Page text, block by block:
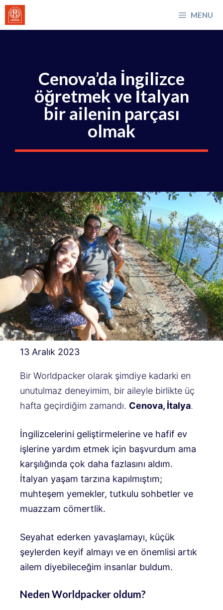
İçeriğe
atla
MENU
Cenova’da İngilizce
öğretmek ve İtalyan
bir ailenin parçası
olmak
13 Aralık 2023
Bir Worldpacker olarak şimdiye kadarki en
unutulmaz deneyimim, bir aileyle birlikte üç
hafta geçirdiğim zamandı. Cenova, İtalya.
İngilizcelerini geliştirmelerine ve hafif ev
işlerine yardım etmek için başvurdum ama
karşılığında çok daha fazlasını aldım.
İtalyan yaşam tarzına kapılmıştım;
muhteşem yemekler, tutkulu sohbetler ve
muazzam cömertlik.
Seyahat ederken yavaşlamayı, küçük
şeylerden keyif almayı ve en önemlisi artık
ailem diyebileceğim insanlar buldum.
Neden Worldpacker oldum?